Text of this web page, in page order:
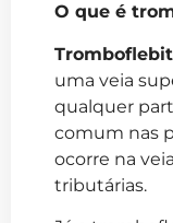
O que é
uma veia
qualquer
comum nas
ocorre na
tributárias.